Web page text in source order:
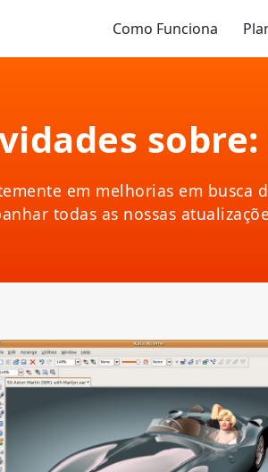
Como Funciona
em melhorias em
todas as nossas